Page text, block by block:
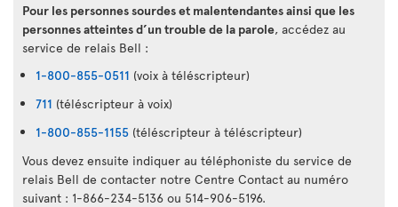
Pour les personnes sourdes et malentendantes ainsi que les
personnes atteintes d’un trouble de la parole, accédez au
service de relais Bell :
1-800-855-0511 (voix à téléscripteur)
711 (téléscripteur à voix)
1-800-855-1155 (téléscripteur à téléscripteur)
Vous devez ensuite indiquer au téléphoniste du service de
relais Bell de contacter notre Centre Contact au numéro
suivant : 1-866-234-5136 ou 514-906-5196.